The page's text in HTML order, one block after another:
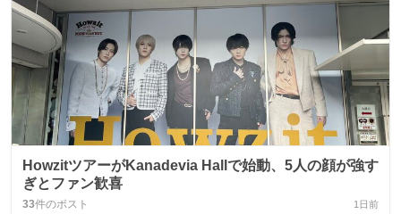
HowzitツアーがKanadevia Hallで始動、5人の顔が強す
ぎとファン歓喜
33件のポスト 1日前